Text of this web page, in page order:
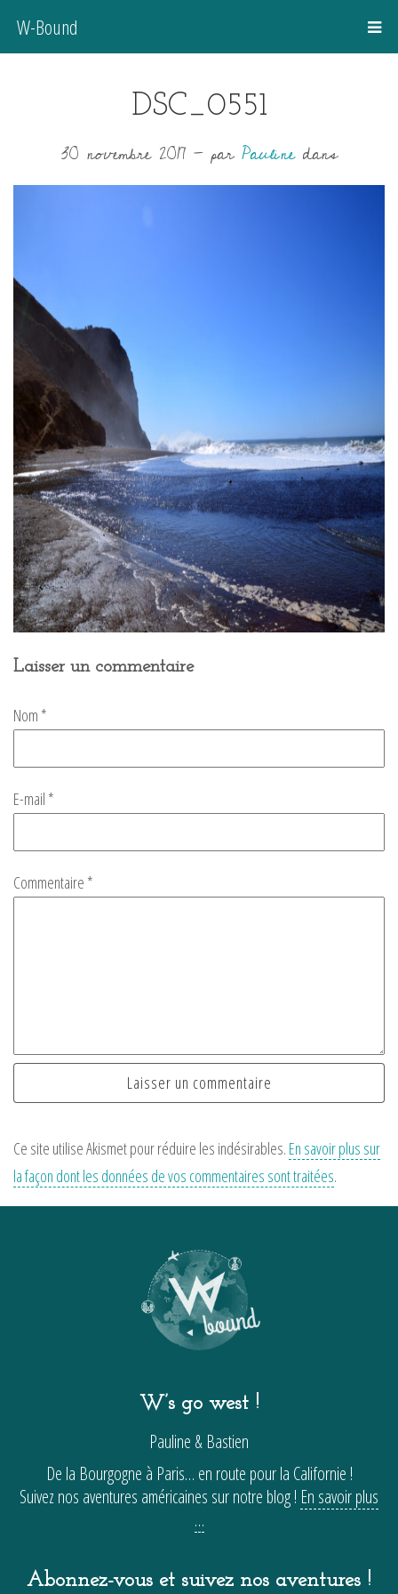
W-Bound
DSC_0551
30 novembre 2017 -parPaulinedans
Laisser un commentaire
Commentaire *
Nom *
E-mail *
Ce site utilise Akismet pour réduire les indésirables. En savoir plus sur
la façon dont les données de vos commentaires sont traitées.
W’s go west !
Pauline & Bastien
De la Bourgogne à Paris… en route pour la Californie !
Suivez nos aventures américaines sur notre blog ! En savoir plus
…
Abonnez-vous et suivez nos aventures !